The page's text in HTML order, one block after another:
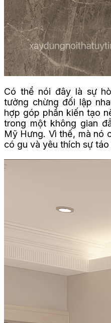
Có thể nói đây là sự
tưởng chừng đối lập
hợp góp phần kiến tạo
trong một không gian
Mỹ Hưng. Vì thế, mà nó
có gu và yêu thích sự táo